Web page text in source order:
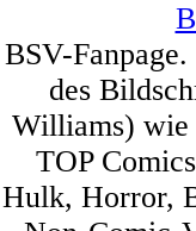
BSV-
des
Williams)
TOP
Hulk, Horror,